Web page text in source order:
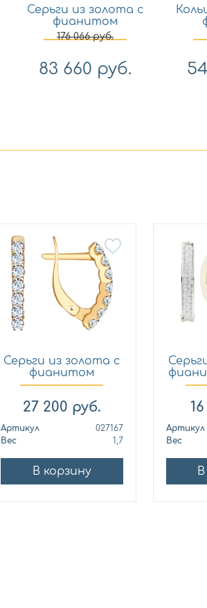
Серьги из золота с
фианитом
Платина 02-4607-00-
401-1111-23
176 066руб.
83 660 руб.
Серьги из золота с
фианитом
SOKOLOV 0...
27 200 руб.
Артикул
027167
Вес
1,7
В корзину
Артикул
Вес